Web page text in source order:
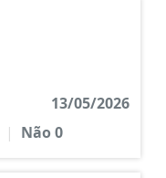
13/05/2026
| Não0